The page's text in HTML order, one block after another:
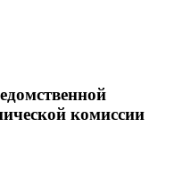
комиссии